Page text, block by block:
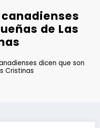
de Las
dicen que son
Cristinas